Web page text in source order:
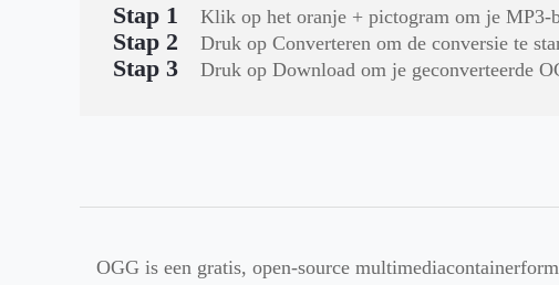
Stap 1 Klik op het oranje + pictogram om je MP3-
Stap 2 Druk op Converteren om de conversie te
Stap 3 Druk op Download om je geconverteerde
OGG is een gratis, open-source